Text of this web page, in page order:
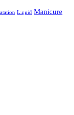
Liquid Manicure